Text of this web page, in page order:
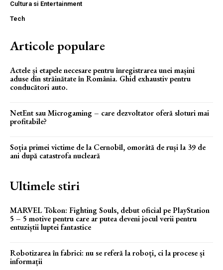
Cultura si Entertainment
Tech
Articole populare
Actele și etapele necesare pentru înregistrarea unei mașini
aduse din străinătate în România. Ghid exhaustiv pentru
conducători auto.
NetEnt sau Microgaming – care dezvoltator oferă sloturi mai
profitabile?
Soția primei victime de la Cernobîl, omorâtă de ruși la 39 de
ani după catastrofa nucleară
Ultimele stiri
MARVEL Tōkon: Fighting Souls, debut oficial pe PlayStation
5 – 5 motive pentru care ar putea deveni jocul verii pentru
entuziștii luptei fantastice
Robotizarea în fabrici: nu se referă la roboți, ci la procese și
informații